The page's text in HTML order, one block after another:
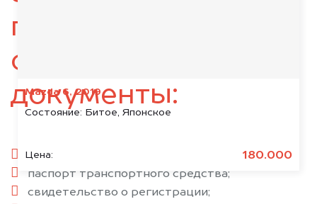
Mazda 6, 2019
Состояние: Битое, Японское
Цена: 180.000
подготовьте
следующие
документы:
паспорт гражданина РФ;
паспорт транспортного средства;
свидетельство о регистрации;